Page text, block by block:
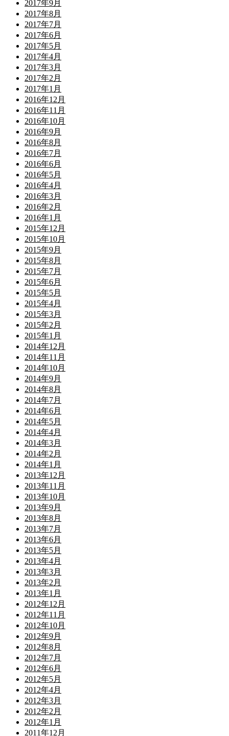
2017年9月
2017年8月
2017年7月
2017年6月
2017年5月
2017年4月
2017年3月
2017年2月
2017年1月
2016年12月
2016年11月
2016年10月
2016年9月
2016年8月
2016年7月
2016年6月
2016年5月
2016年4月
2016年3月
2016年2月
2016年1月
2015年12月
2015年10月
2015年9月
2015年8月
2015年7月
2015年6月
2015年5月
2015年4月
2015年3月
2015年2月
2015年1月
2014年12月
2014年11月
2014年10月
2014年9月
2014年8月
2014年7月
2014年6月
2014年5月
2014年4月
2014年3月
2014年2月
2014年1月
2013年12月
2013年11月
2013年10月
2013年9月
2013年8月
2013年7月
2013年6月
2013年5月
2013年4月
2013年3月
2013年2月
2013年1月
2012年12月
2012年11月
2012年10月
2012年9月
2012年8月
2012年7月
2012年6月
2012年5月
2012年4月
2012年3月
2012年2月
2012年1月
2011年12月